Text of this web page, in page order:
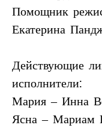
Помощник
Екатерина
Действующие
исполнители:
Мария – Инна
Ясна – Мариам